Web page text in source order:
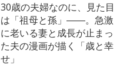
30歳の夫婦なのに、見た目
は「祖母と孫」――。急激
に老いる妻と成長が止まっ
た夫の漫画が描く「歳と幸
せ」